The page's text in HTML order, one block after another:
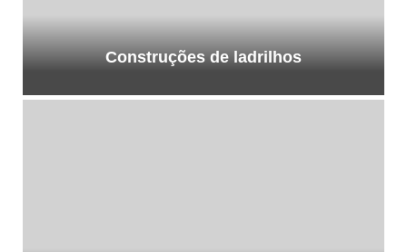
Construções de ladrilhos